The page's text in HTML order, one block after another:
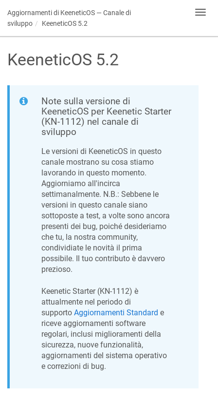
Aggiornamenti di KeeneticOS — Canale di
sviluppo
KeeneticOS 5.2
KeeneticOS 5.2
Note sulla versione di
KeeneticOS per Keenetic Starter
(KN-1112) nel canale di
sviluppo
Le versioni di KeeneticOS in questo
canale mostrano su cosa stiamo
lavorando in questo momento.
Aggiorniamo all'incirca
settimanalmente. N.B.: Sebbene le
versioni in questo canale siano
sottoposte a test, a volte sono ancora
presenti dei bug, poiché desideriamo
che tu, la nostra community,
condividiate le novità il prima
possibile. Il tuo contributo è davvero
prezioso.
Keenetic Starter(KN-1112) è
attualmente nel periodo di
supporto Aggiornamenti Standard e
riceve aggiornamenti software
regolari, inclusi miglioramenti della
sicurezza, nuove funzionalità,
aggiornamenti del sistema operativo
e correzioni di bug.